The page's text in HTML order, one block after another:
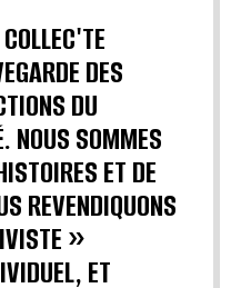
DES
DU
NOUS SOMMES
ET DE
REVENDIQUONS
»
ET